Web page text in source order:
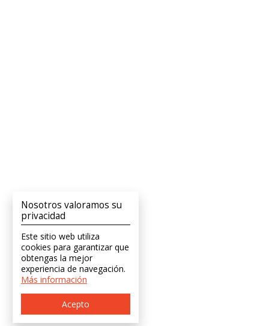
Nosotros valoramos su
privacidad
Este sitio web utiliza
cookies para garantizar que
obtengas la mejor
experiencia de navegación.
Más información
Acepto